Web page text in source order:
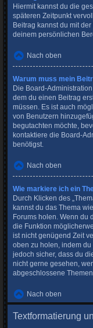
Hiermit kannst du die
späteren Zeitpunkt
Beitrag kannst du mit
deinem persönlichen
Nach oben
Warum muss mein
Die Board-
dem du einen Beitrag
müssen. Es ist auch
von Benutzern
begutachten möchte,
kontaktiere die Board-
benötigst.
Nach oben
Wie markiere ich ein
Durch Klicken des
kannst du das Thema
Forums holen. Wenn du
die Funktion
ist nicht genügend Zeit
oben zu holen, indem
jedoch sicher, dass du
nicht gerne gesehen,
abgeschlossene
Nach oben
Textformatierung